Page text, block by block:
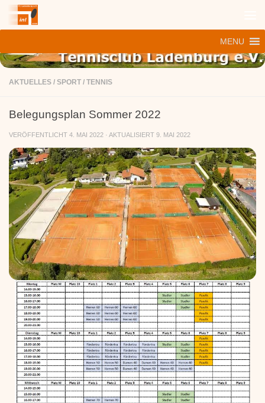
Zum Inhalt springen
MENU
AKTUELLES / SPORT / TENNIS
Belegungsplan Sommer 2022
VERÖFFENTLICHT 4. MAI 2022 · AKTUALISIERT 9. MAI 2022